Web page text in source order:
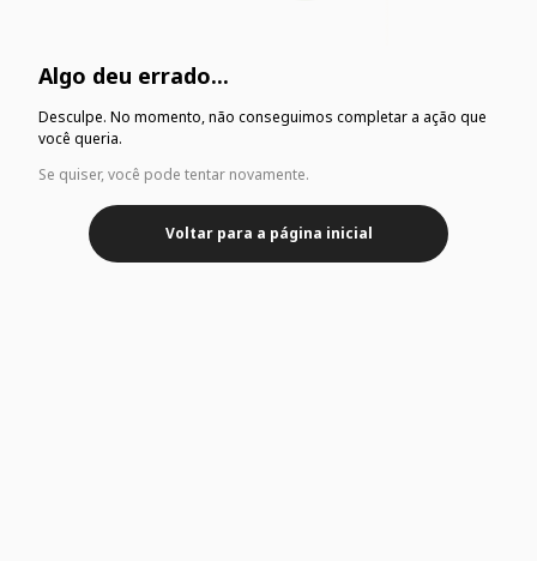
Algo deu errado...
Desculpe. No momento, não conseguimos completar a ação que
você queria.
Se quiser, você pode tentar novamente.
Voltar para a página inicial